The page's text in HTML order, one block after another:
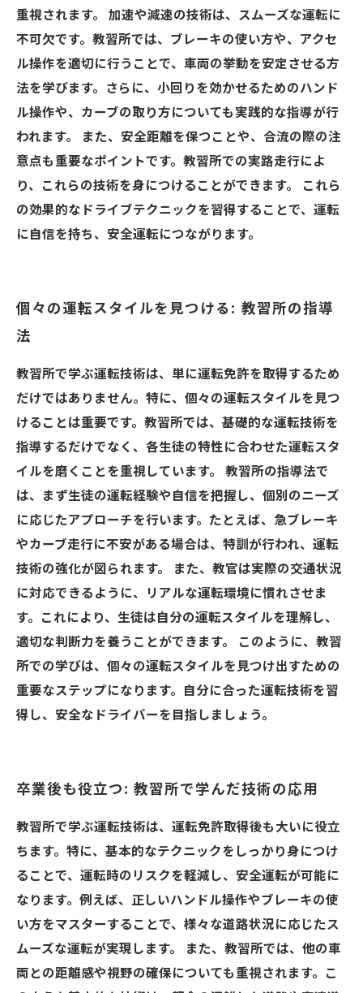
重視されます。 加速や減速の技術は、スムーズな運転に
不可欠です。教習所では、ブレーキの使い方や、アクセ
ル操作を適切に行うことで、車両の挙動を安定させる方
法を学びます。さらに、小回りを効かせるためのハンド
ル操作や、カーブの取り方についても実践的な指導が行
われます。 また、安全距離を保つことや、合流の際の注
意点も重要なポイントです。教習所での実路走行によ
り、これらの技術を身につけることができます。 これら
の効果的なドライブテクニックを習得することで、運転
に自信を持ち、安全運転につながります。
個々の運転スタイルを見つける: 教習所の指導
法
教習所で学ぶ運転技術は、単に運転免許を取得するため
だけではありません。特に、個々の運転スタイルを見つ
けることは重要です。教習所では、基礎的な運転技術を
指導するだけでなく、各生徒の特性に合わせた運転スタ
イルを磨くことを重視しています。 教習所の指導法で
は、まず生徒の運転経験や自信を把握し、個別のニーズ
に応じたアプローチを行います。たとえば、急ブレーキ
やカーブ走行に不安がある場合は、特訓が行われ、運転
技術の強化が図られます。 また、教官は実際の交通状況
に対応できるように、リアルな運転環境に慣れさせま
す。これにより、生徒は自分の運転スタイルを理解し、
適切な判断力を養うことができます。 このように、教習
所での学びは、個々の運転スタイルを見つけ出すための
重要なステップになります。自分に合った運転技術を習
得し、安全なドライバーを目指しましょう。
卒業後も役立つ: 教習所で学んだ技術の応用
教習所で学ぶ運転技術は、運転免許取得後も大いに役立
ちます。特に、基本的なテクニックをしっかり身につけ
ることで、運転時のリスクを軽減し、安全運転が可能に
なります。例えば、正しいハンドル操作やブレーキの使
い方をマスターすることで、様々な道路状況に応じたス
ムーズな運転が実現します。 また、教習所では、他の車
両との距離感や視野の確保についても重視されます。こ